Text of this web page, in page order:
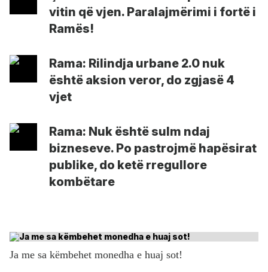
vitin që vjen. Paralajmërimi i fortë i
Ramës!
Rama: Rilindja urbane 2.0 nuk
është aksion veror, do zgjasë 4
vjet
Rama: Nuk është sulm ndaj
bizneseve. Po pastrojmë hapësirat
publike, do ketë rregullore
kombëtare
Ja me sa këmbehet monedha e huaj sot!